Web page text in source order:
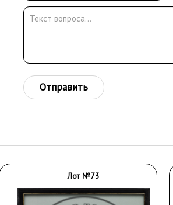
Отправить
Лот №73